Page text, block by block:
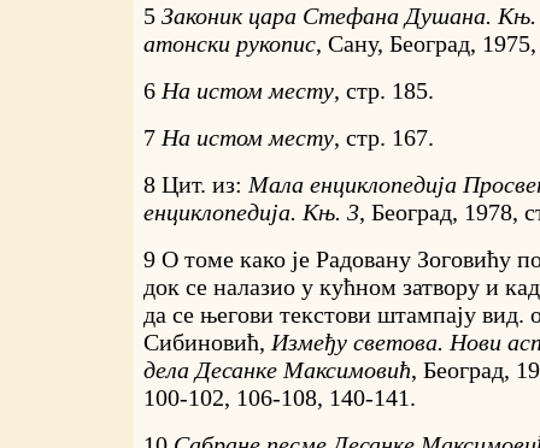
5 Законик цара Стефана Душана.
атонски рукопис, Сану, Београд,
6 На истом месту, стр. 185.
7 На истом месту, стр. 167.
8 Цит. из: Мала енциклопедија
енциклопедија. Књ. 3, Београд, 1978,
9 О томе како је Радовану Зоговићу
док се налазио у кућном затвору и
да се његови текстови штампају
Сибиновић, Између светова. Нови
дела Десанке Максимовић, Београд,
100-102, 106-108, 140-141.